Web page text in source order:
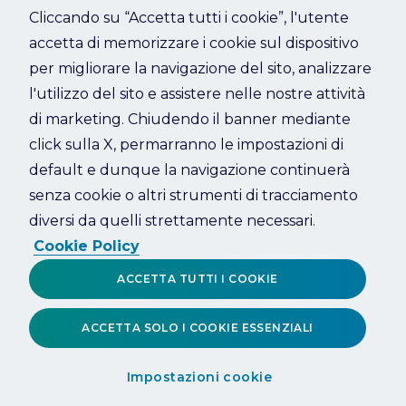
Refresh
Cliccando su “Accetta tutti i cookie”, l'utente
accetta di memorizzare i cookie sul dispositivo
per migliorare la navigazione del sito, analizzare
l'utilizzo del sito e assistere nelle nostre attività
di marketing. Chiudendo il banner mediante
click sulla X, permarranno le impostazioni di
default e dunque la navigazione continuerà
senza cookie o altri strumenti di tracciamento
diversi da quelli strettamente necessari.
Cookie Policy
Impostazioni cookie
ACCETTA SOLO I COOKIE ESSENZIALI
ACCETTA TUTTI I COOKIE